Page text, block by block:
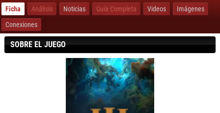
Ficha Análisis Noticias Guía Completa Videos
Imágenes
Conexiones
SOBRE EL JUEGO